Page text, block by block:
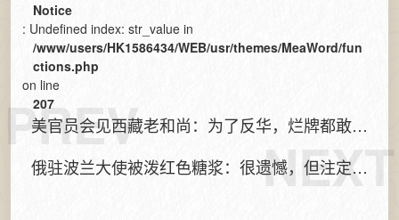
Notice
: Undefined index: str_value in
/www/users/HK1586434/WEB/usr/themes/MeaWord/fun
ctions.php
on line
207
PREV
美官员会见西藏老和尚：为了反华，烂牌都敢
打？
NEXT
俄驻波兰大使被泼红色糖浆：很遗憾，但注定回
应有限